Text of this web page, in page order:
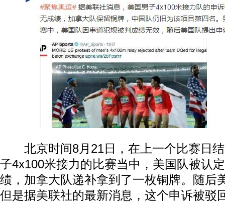
北京时间8月21日，在上一个比赛日结
子4x100米接力的比赛当中，美国队被认
绩，加拿大队递补拿到了一枚铜牌。随后
但是据美联社的最新消息，这个申诉被驳